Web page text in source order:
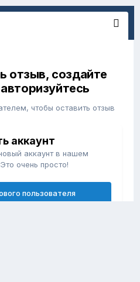
отзыв, создайте
чтобы оставить отзыв
аккаунт
аккаунт в нашем
очень просто!
пользователя